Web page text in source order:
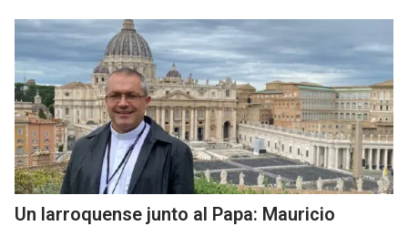
Un larroquense junto al Papa: Mauricio